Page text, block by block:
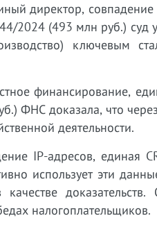
директор, совпадение
2024 (493 млн руб.) суд
ключевым
финансирование,
ФНС доказала, что
деятельности.
IP-адресов, единая
использует эти
налогоплательщиков.